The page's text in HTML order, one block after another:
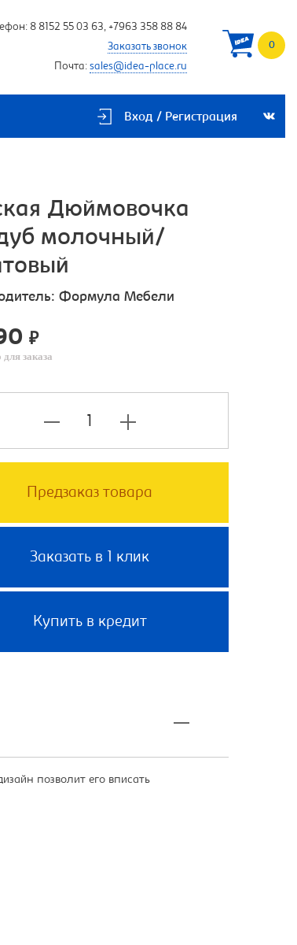
8 8152 55 03 63, +7963 358 88 84
Заказать звонок
Почта: sales@idea-place.ru
0
Вход / Регистрация
Дюймовочка
молочный/
Формула Мебели
₽
для заказа
Предзаказ товара
Заказать в 1 клик
Купить в кредит
позволит его вписать